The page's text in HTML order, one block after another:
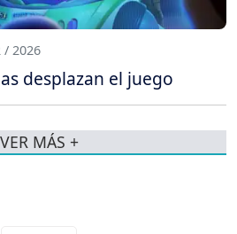
/ 2026
desplazan el juego
VER MÁS +